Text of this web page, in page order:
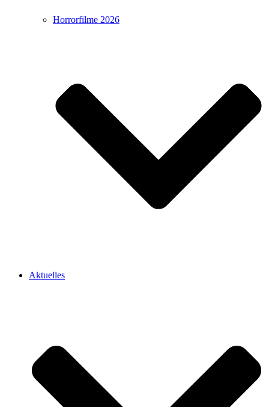
Horrorfilme 2026
Aktuelles